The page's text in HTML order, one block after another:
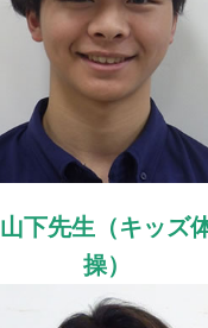
山下先生（キッズ
操）